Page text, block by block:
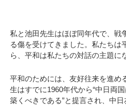
私と池田先生はほぼ同年代で、戦
る傷を受けてきました。私たちは
ら、平和は私たちの対話の主題に
平和のためには、友好往来を進め
生はすでに1960年代から“中日両
築くべきである”と提言され、中